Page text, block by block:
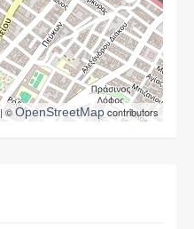
| ©OpenStreetMapcontributors